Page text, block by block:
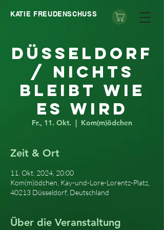
KATIE FREUDENSCHUSS
Düsseldorf
/ Nichts
bleibt wie
es wird
Fr., 11. Okt.
  |
Kom(m)ödchen
Zeit & Ort
11. Okt. 2024, 20:00
Kom(m)ödchen, Kay-und-Lore-Lorentz-Platz,
40213 Düsseldorf, Deutschland
Über die Veranstaltung